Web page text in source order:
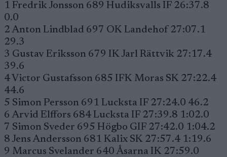
1 Fredrik Jonsson 689 Hudiksvalls IF 26:37.8
0.0
2 Anton Lindblad 697 OK Landehof 27:07.1
29.3
3 Gustav Eriksson 679 IK Jarl Rättvik 27:17.4
39.6
4 Victor Gustafsson 685 IFK Moras SK 27:22.4
44.6
5 Simon Persson 691 Lucksta IF 27:24.0 46.2
6 Arvid Elffors 684 Lucksta IF 27:39.8 1:02.0
7 Simon Sveder 695 Högbo GIF 27:42.0 1:04.2
8 Jens Andersson 681 Kalix SK 27:57.4 1:19.6
9 Marcus Svelander 640 Åsarna IK 27:59.0